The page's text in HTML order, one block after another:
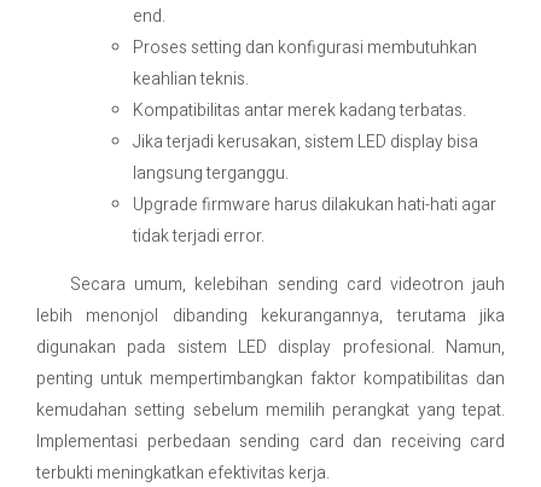
end.
Proses setting dan konfigurasi membutuhkan
keahlian teknis.
Kompatibilitas antar merek kadang terbatas.
Jika terjadi kerusakan, sistem LED display bisa
langsung terganggu.
Upgrade firmware harus dilakukan hati-hati agar
tidak terjadi error.
Secara umum, kelebihan sending card videotron jauh
lebih menonjol dibanding kekurangannya, terutama jika
digunakan pada sistem LED display profesional. Namun,
penting untuk mempertimbangkan faktor kompatibilitas dan
kemudahan setting sebelum memilih perangkat yang tepat.
Implementasi perbedaan sending card dan receiving card
terbukti meningkatkan efektivitas kerja.